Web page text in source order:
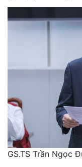
GS.TS Trần Ngọc